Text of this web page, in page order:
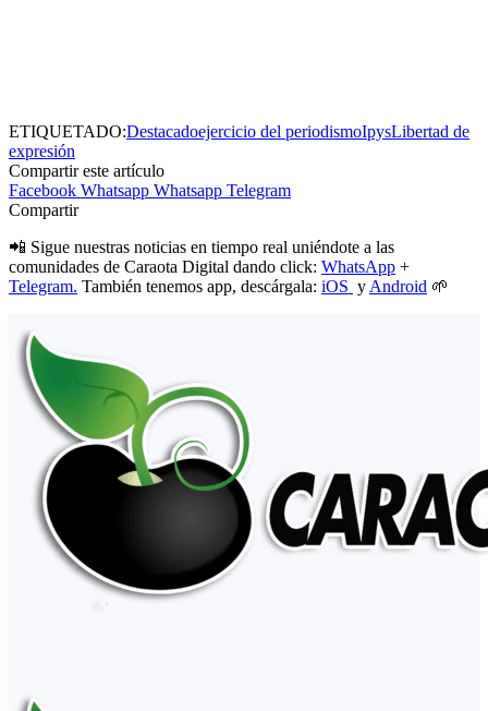
ETIQUETADO:Destacadoejercicio del periodismoIpysLibertad de
expresión
Compartir este artículo
Facebook Whatsapp Whatsapp Telegram
Compartir
📲 Sigue nuestras noticias en tiempo real uniéndote a las
comunidades de Caraota Digital dando click: WhatsApp +
Telegram. También tenemos app, descárgala: iOS y Android 🌱